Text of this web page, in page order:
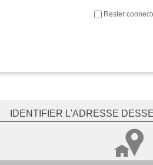
Rester
IDENTIFIER L'ADRESSE